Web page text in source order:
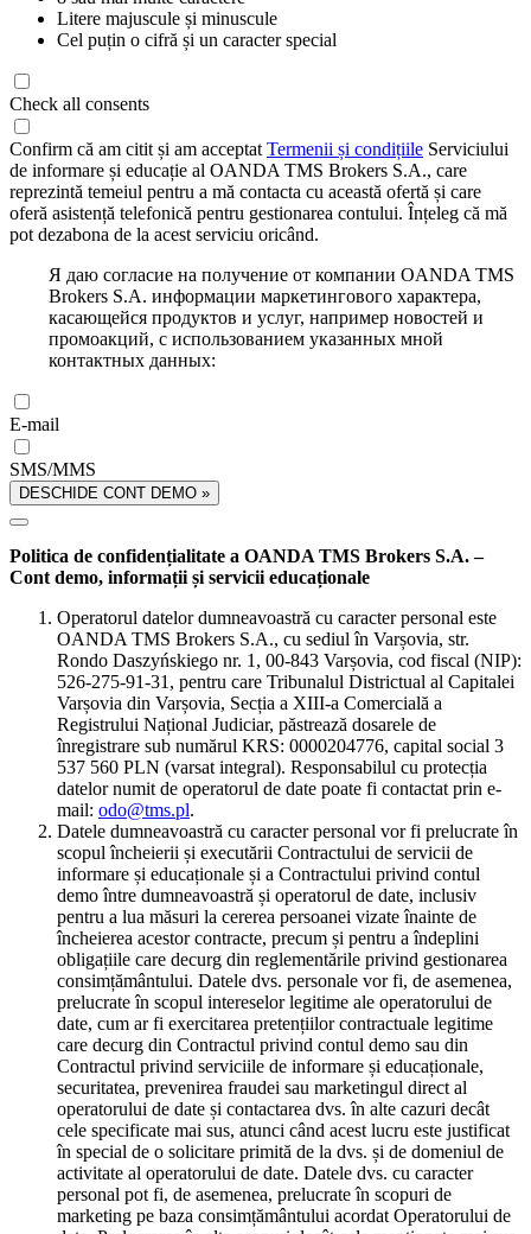
Litere majuscule și minuscule
Cel puțin o cifră și un caracter special
Check all consents
Confirm că am citit și am acceptat Termenii și condițiile Serviciului
de informare și educație al OANDA TMS Brokers S.A., care
reprezintă temeiul pentru a mă contacta cu această ofertă și care
oferă asistență telefonică pentru gestionarea contului. Înțeleg că mă
pot dezabona de la acest serviciu oricând.
Я даю согласие на получение от компании OANDA TMS
Brokers S.A. информации маркетингового характера,
касающейся продуктов и услуг, например новостей и
промоакций, с использованием указанных мной
контактных данных:
E-mail
SMS/MMS
DESCHIDE CONT DEMO »
Politica de confidențialitate a OANDA TMS Brokers S.A. –
Cont demo, informații și servicii educaționale
Operatorul datelor dumneavoastră cu caracter personal este
OANDA TMS Brokers S.A., cu sediul în Varșovia, str.
Rondo Daszyńskiego nr. 1, 00-843 Varșovia, cod fiscal (NIP):
526-275-91-31, pentru care Tribunalul Districtual al Capitalei
Varșovia din Varșovia, Secția a XIII-a Comercială a
Registrului Național Judiciar, păstrează dosarele de
înregistrare sub numărul KRS: 0000204776, capital social 3
537 560 PLN (varsat integral). Responsabilul cu protecția
datelor numit de operatorul de date poate fi contactat prin e-
mail: odo@tms.pl.
Datele dumneavoastră cu caracter personal vor fi prelucrate în
scopul încheierii și executării Contractului de servicii de
informare și educaționale și a Contractului privind contul
demo între dumneavoastră și operatorul de date, inclusiv
pentru a lua măsuri la cererea persoanei vizate înainte de
încheierea acestor contracte, precum și pentru a îndeplini
obligațiile care decurg din reglementările privind gestionarea
consimțământului. Datele dvs. personale vor fi, de asemenea,
prelucrate în scopul intereselor legitime ale operatorului de
date, cum ar fi exercitarea pretențiilor contractuale legitime
care decurg din Contractul privind contul demo sau din
Contractul privind serviciile de informare și educaționale,
securitatea, prevenirea fraudei sau marketingul direct al
operatorului de date și contactarea dvs. în alte cazuri decât
cele specificate mai sus, atunci când acest lucru este justificat
în special de o solicitare primită de la dvs. și de domeniul de
activitate al operatorului de date. Datele dvs. cu caracter
personal pot fi, de asemenea, prelucrate în scopuri de
marketing pe baza consimțământului acordat Operatorului de